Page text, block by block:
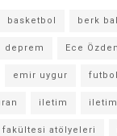
basketbol berk
deprem Ece
emir uygur futbol
iletim
atölyeleri